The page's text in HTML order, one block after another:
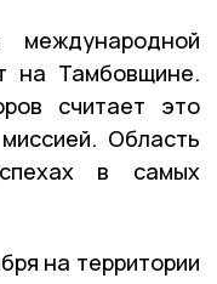
на Тамбовщине.
считает это
Область
в самых
на территории